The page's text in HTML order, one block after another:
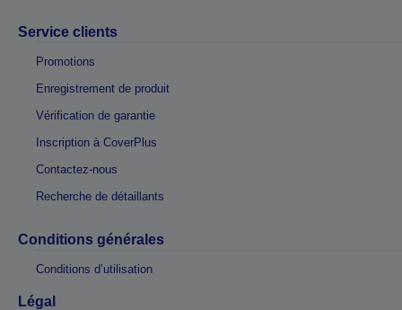
Service clients
Promotions
Enregistrement de produit
Vérification de garantie
Inscription à CoverPlus
Contactez-nous
Recherche de détaillants
Conditions générales
Conditions d’utilisation
Légal